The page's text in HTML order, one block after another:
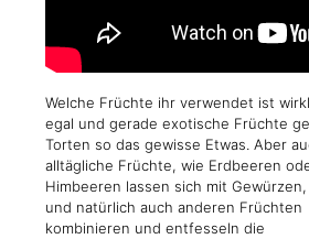
Welche Früchte ihr verwendet ist
egal und gerade exotische Früchte
Torten so das gewisse Etwas. Aber
alltägliche Früchte, wie Erdbeeren
Himbeeren lassen sich mit
und natürlich auch anderen Früchten
kombinieren und entfesseln die